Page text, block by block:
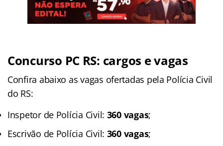
Concurso PC RS: cargos e vagas
Confira abaixo as vagas ofertadas pela Polícia Civil
do RS:
Inspetor de Polícia Civil: 360 vagas;
Escrivão de Polícia Civil: 360 vagas;